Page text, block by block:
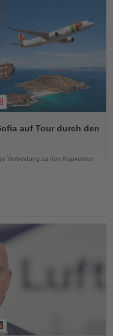
auf Tour durch den
Verbindung zu den Kapverden